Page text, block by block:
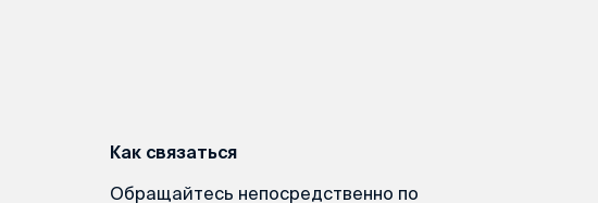
Как связаться
Обращайтесь непосредственно по